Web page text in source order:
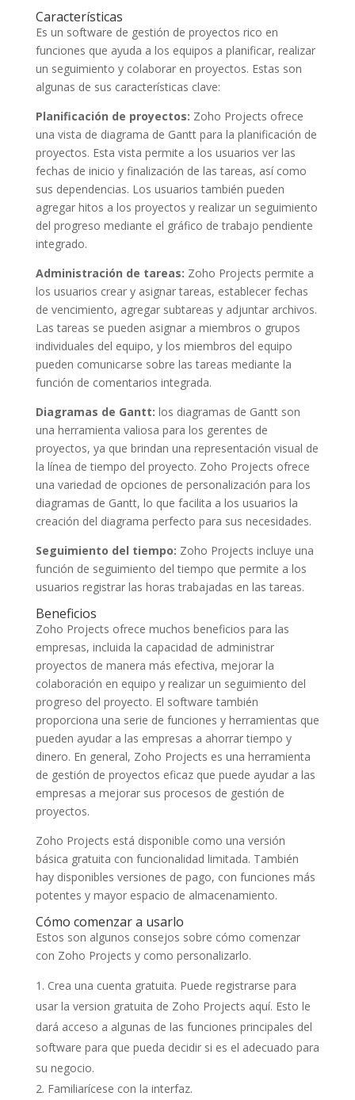
Características
Es un software de gestión de proyectos rico en
funciones que ayuda a los equipos a planificar, realizar
un seguimiento y colaborar en proyectos. Estas son
algunas de sus características clave:
Planificación de proyectos: Zoho Projects ofrece
una vista de diagrama de Gantt para la planificación de
proyectos. Esta vista permite a los usuarios ver las
fechas de inicio y finalización de las tareas, así como
sus dependencias. Los usuarios también pueden
agregar hitos a los proyectos y realizar un seguimiento
del progreso mediante el gráfico de trabajo pendiente
integrado.
Administración de tareas: Zoho Projects permite a
los usuarios crear y asignar tareas, establecer fechas
de vencimiento, agregar subtareas y adjuntar archivos.
Las tareas se pueden asignar a miembros o grupos
individuales del equipo, y los miembros del equipo
pueden comunicarse sobre las tareas mediante la
función de comentarios integrada.
Diagramas de Gantt: los diagramas de Gantt son
una herramienta valiosa para los gerentes de
proyectos, ya que brindan una representación visual de
la línea de tiempo del proyecto. Zoho Projects ofrece
una variedad de opciones de personalización para los
diagramas de Gantt, lo que facilita a los usuarios la
creación del diagrama perfecto para sus necesidades.
Seguimiento del tiempo: Zoho Projects incluye una
función de seguimiento del tiempo que permite a los
usuarios registrar las horas trabajadas en las tareas.
Beneficios
Zoho Projects ofrece muchos beneficios para las
empresas, incluida la capacidad de administrar
proyectos de manera más efectiva, mejorar la
colaboración en equipo y realizar un seguimiento del
progreso del proyecto. El software también
proporciona una serie de funciones y herramientas que
pueden ayudar a las empresas a ahorrar tiempo y
dinero. En general, Zoho Projects es una herramienta
de gestión de proyectos eficaz que puede ayudar a las
empresas a mejorar sus procesos de gestión de
proyectos.
Zoho Projects está disponible como una versión
básica gratuita con funcionalidad limitada. También
hay disponibles versiones de pago, con funciones más
potentes y mayor espacio de almacenamiento.
Cómo comenzar a usarlo
Estos son algunos consejos sobre cómo comenzar
con Zoho Projects y como personalizarlo.
Crea una cuenta gratuita. Puede registrarse para
usar la version gratuita de Zoho Projects aquí. Esto le
dará acceso a algunas de las funciones principales del
software para que pueda decidir si es el adecuado para
su negocio.
Familiarícese con la interfaz.